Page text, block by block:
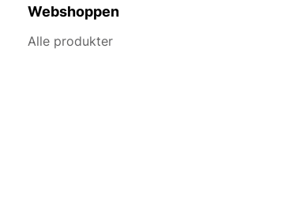
Webshoppen
Alle produkter